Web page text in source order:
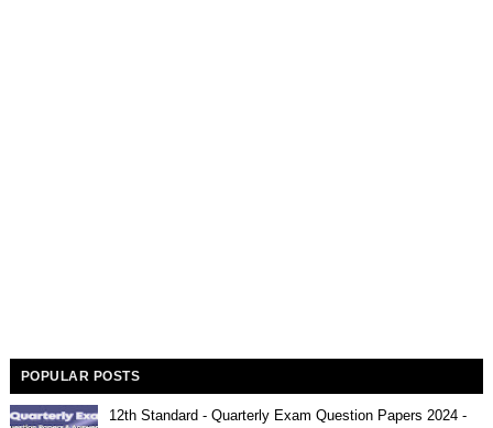
POPULAR POSTS
12th Standard - Quarterly Exam Question Papers 2024 -